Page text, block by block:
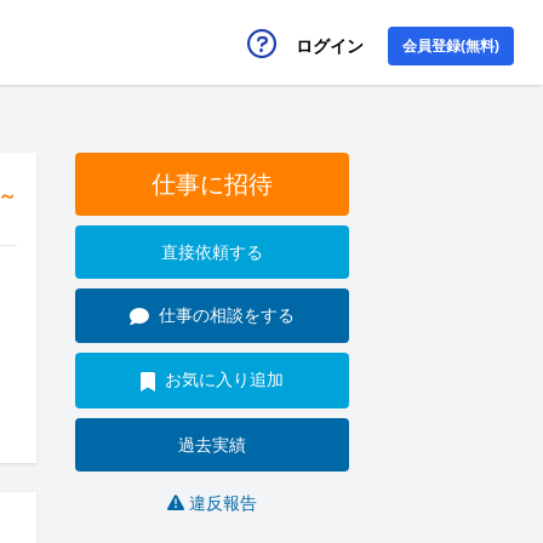
ログイン 会員登録(無料)
仕事に招待
直接依頼する
仕事の相談をする
お気に入り追加
過去実績
違反報告